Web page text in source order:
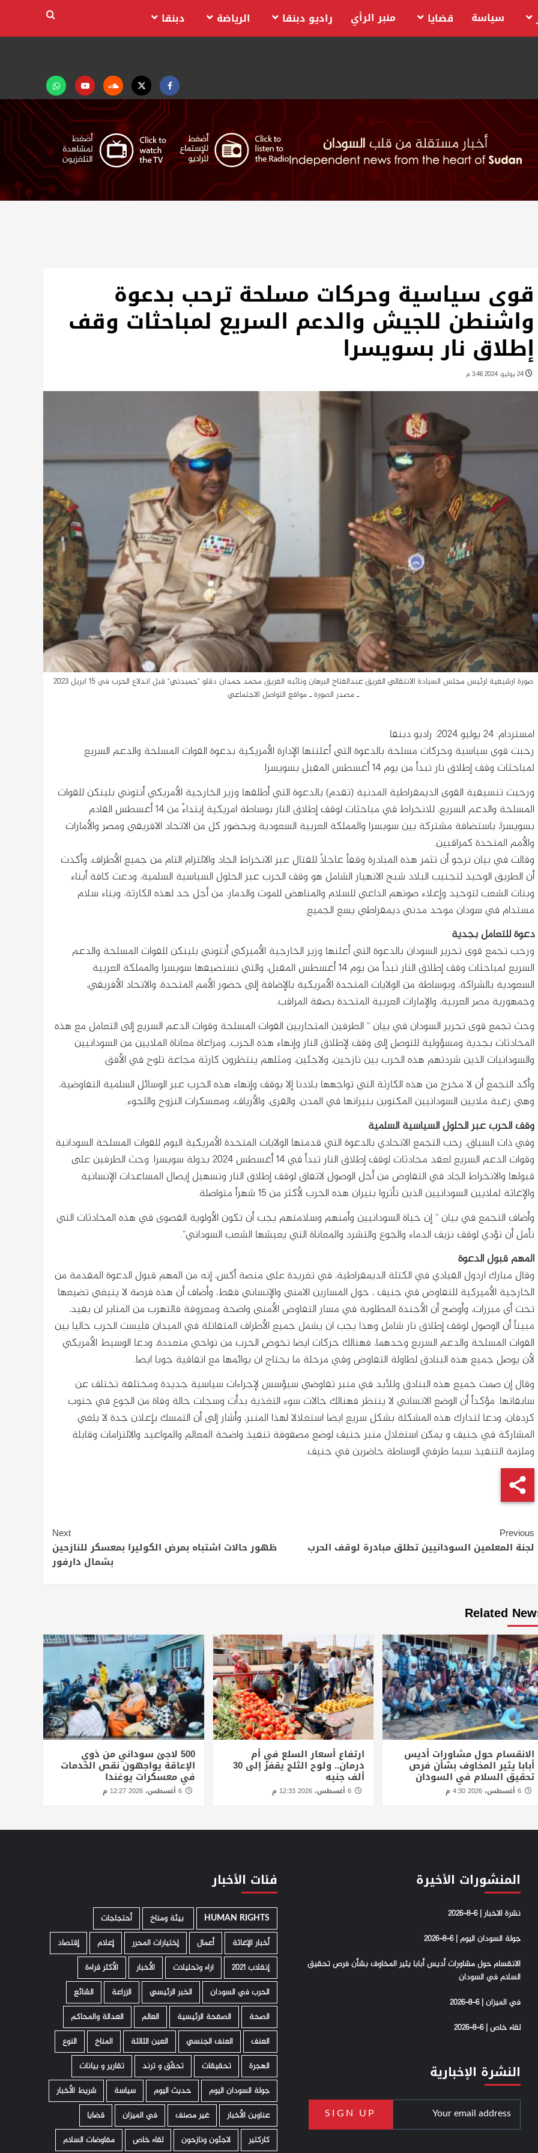
Facebook
Twitter
Soundcloud
Youtubeتابعنا
على
واتساب
سياسة قضايا منبر الرأي راديو دبنقا الرياضة دبنقا
قوى سياسية وحركات مسلحة ترحب بدعوة
واشنطن للجيش والدعم السريع لمباحثات وقف
إطلاق نار بسويسرا
24 يوليو، 2024 3:46 م
صورة ارشيفية لرئيس مجلس السيادة الانتقالي الفريق عبدالفتاح البرهان ونائبه الفريق محمد حمدان دقلو "حميدتي" قبل اندلاع الحرب في 15 ابريل 2023
ـ مصدر الصورة ـ مواقع التواصل الاجتماعي
امستردام: 24 يوليو 2024: راديو دبنقا
رحبت قوي سياسية وحركات مسلحة بالدعوة التي أعلنتها الإدارة الأمريكية بدعوة القوات المسلحة والدعم السريع
لمباحثات وقف إطلاق نار تبدأ من يوم 14 أغسطس المقبل بسويسرا.
ورحبت تنسيقية القوى الديمقراطية المدنية (تقدم) بالدعوة التي أطلقها وزير الخارجية الأمريكي أنتوني بلينكن للقوات
المسلحة والدعم السريع، للانخراط في مباحثات لوقف إطلاق النار بوساطة امريكية إبتداءً من ١٤ أغسطس القادم
بسويسرا، باستضافة مشتركة بين سويسرا والمملكة العربية السعودية وبحضور كل من الاتحاد الافريقي ومصر والأمارات
والأمم المتحدة كمراقبين.
وقالت في بيان نرجو أن تثمر هذه المبادرة وقفاً عاجلاً للقتال عبر الانخراط الجاد والالتزام التام من جميع الأطراف، وأكدت
أن الطريق الوحيد لتجنيب البلاد شبح الانهيار الشامل هو وقف الحرب عبر الحلول السياسية السلمية، ودعت كافة أبناء
وبنات الشعب لتوحيد وإعلاء صوتهم الداعي للسلام والمناهض للموت والدمار، من أجل حد لهذه الكارثة، وبناء سلام
مستدام في سودان موحد مدني ديمقراطي يسع الجميع.
دعوة للتعامل بجدية
ورحب تجمع قوى تحرير السودان بالدعوة التي أعلنها وزير الخارجية الأميركي أنتوني بلينكن للقوات المسلحة والدعم
السريع لمباحثات وقف إطلاق النار تبدأ من يوم ١٤ أغسطس المقبل، والتي تستضيفها سويسرا والمملكة العربية
السعودية بالشراكة، وبوساطة من الولايات المتحدة الأمريكية بالإضافة إلى حضور الأمم المتحدة، والاتحاد الأفريقي،
وجمهورية مصر العربية، والإمارات العربية المتحدة بصفة المراقب.
وحث تجمع قوى تحرير السودان في بيان ” الطرفين المتحاربين القوات المسلحة وقوات الدعم السريع إلى التعامل مع هذه
المحادثات بجدية ومسؤولية للتوصل إلى وقف لإطلاق النار وإنهاء هذه الحرب، ومراعاة معاناة الملايين من السودانيين
والسودانيات الذين شردتهم هذه الحرب بين نازحين، ولاجئين، ومثلهم ينتظرون كارثة مجاعة تلوح في الأفق.
وأكد التجمع أن لا مخرج من هذه الكارثة التي تواجهها بلادنا إلا بوقف وإنهاء هذه الحرب عبر الوسائل السلمية التفاوضية،
وهي رغبة ملايين السودانيين المكتوين بنيرانها في المدن، والقرى، والأرياف، ومعسكرات النزوح واللجوء.
وقف الحرب عبر الحلول السياسية السلمية
وفي ذات السياق، رحب التجمع الاتحادي بالدعوة التي قدمتها الولايات المتحدة الأمريكية اليوم للقوات المسلحة السودانية
وقوات الدعم السريع لعقد محادثات لوقف إطلاق النار تبدأ في 14 أغسطس 2024 بدولة سويسرا. وحث الطرفين على
قبولها والانخراط الجاد في التفاوض من أجل الوصول لاتفاق لوقف إطلاق النار وتسهيل إيصال المساعدات الإنسانية
والإغاثة لملايين السودانيين الذين تأثروا بنيران هذه الحرب لأكثر من 15 شهراً متواصلة.
وأضاف التجمع في بيان ” إن حياة السودانيين وأمنهم وسلامتهم يجب أن تكون الأولوية القصوى في هذه المحادثات التي
نأمل أن تؤدي لوقف نزيف الدماء والجوع والتشرد والمعاناة التي يعيشها الشعب السوداني”.
المهم قبول الدعوة
وقال مبارك اردول القيادي في الكتلة الديمقراطية، في تغريدة على منصة أكس، إنه من المهم قبول الدعوة المقدمة من
الخارجية الأميركية للتفاوض في جنيف ، حول المسارين الامني والإنساني فقط، وأضاف أن هذه فرصة لا ينبغي تضيعها
تحت أي مبررات، وأوضح أن الأجندة المطلوبة في مسار التفاوض الأمني واضحة ومعروفة فالتهرب من المنابر لن يفيد،
مبيناً أن الوصول لوقف إطلاق نار شامل وهذا يجب ان يشمل جميع الأطراف المتقاتلة في الميدان فليست الحرب حاليا بين
القوات المسلحة والدعم السريع وحدهما، فهنالك حركات ايضا تخوض الحرب من نواحي متعددة، ودعا الوسيط الأمريكي
لأن يوصل جميع هذه البنادق لطاولة التفاوض وفي مرحلة ما يحتاج ان يوائمها مع اتفاقية جوبا ايضا.
وقال إن صمت جميع هذه البنادق وللأبد في منبر تفاوضي سيؤسس لإجراءات سياسية جديدة ومختلفة تختلف عن
سابقاتها. مؤكداً أن الوضع الانساني لا ينتظر فهنالك حالات سوء التغذية بدأت وسجلت حالة وفاة من الجوع في جنوب
كردفان، ودعا لتدارك هذه المشكلة بشكل سريع ايضا استغلالا لهذا المنبر، وأشار إلى أن التمسك بإعلان جدة لا يلغي
المشاركة في جنيف و يمكن استغلال منبر جنيف لوضع مصفوفة تنفيذ واضحة المعالم والمواعيد والالتزامات وقابلة
وملزمة التنفيذ سيما طرفي الوساطة حاضرين في جنيف.
Continue
Reading
Previous
لجنة المعلمين السودانيين تطلق مبادرة لوقف الحرب
Next
ظهور حالات اشتباه بمرض الكوليرا بمعسكر للنازحين
بشمال دارفور
Related
الانقسام حول مشاورات أديس
أبابا يثير المخاوف بشأن فرص
تحقيق السلام في السودان
6 أغسطس، 2026 4:30 م
ارتفاع أسعار السلع في أم
درمان.. ولوح الثلج يقفز إلى 30
ألف جنيه
500 لاجئ سوداني من ذوي
الإعاقة يواجهون نقص الخدمات
في معسكرات يوغندا
6 أغسطس، 2026 12:27 م
المنشورات الأخيرة
نشرة الاخبار | 6-8-2026
جولة السودان اليوم | 6-8-2026
الانقسام حول مشاورات أديس أبابا يثير المخاوف بشأن فرص تحقيق
السلام في السودان
في الميزان | 6-8-2026
لقاء خاص | 6-8-2026
النشرة الإخبارية
فئات الأخبار
HUMAN RIGHTS ­ بيئة ومناخ
أحتجاجات
أخبار الإغاثة
أعمال إختيارات المحرر إعلام
إقتصاد
إنقلاب 2021
اراء وتحليلات الأخبار
الأكثر قراءة
الحرب في السودان
الخبر الرئيسي الزراعة
الشائع
الصحة
الصفحة الرئيسية العالم
العدالة والمحاكم
العنف
العنف الجنسي العين الثالثة المناخ
النوع
الهجرة
تحقيقات تحقّق و ترند
تقارير و بيانات
جولة السودان اليوم
حديث اليوم سياسة
شريط الأخبار
عناوين الأخبار
غير مصنف في الميزان
قضايا
كاركتير
لاجئون ونازحون لقاء خاص مفاوضات السلام